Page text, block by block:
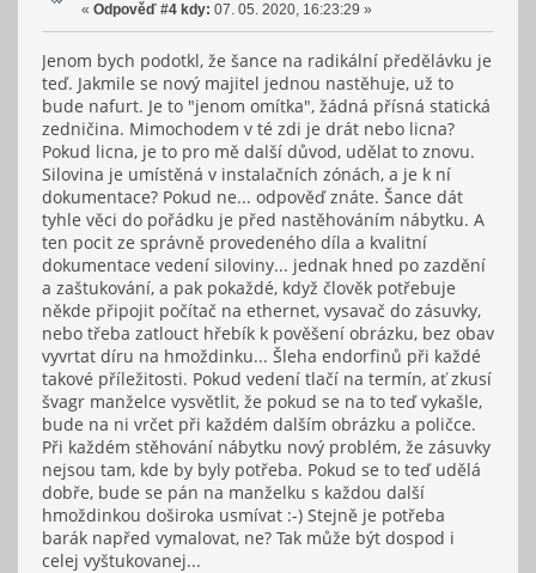
« Odpověď #4 kdy: 07. 05. 2020, 16:23:29 »
Jenom bych podotkl, že šance na radikální předělávku je
teď. Jakmile se nový majitel jednou nastěhuje, už to
bude nafurt. Je to "jenom omítka", žádná přísná statická
zedničina. Mimochodem v té zdi je drát nebo licna?
Pokud licna, je to pro mě další důvod, udělat to znovu.
Silovina je umístěná v instalačních zónách, a je k ní
dokumentace? Pokud ne... odpověď znáte. Šance dát
tyhle věci do pořádku je před nastěhováním nábytku. A
ten pocit ze správně provedeného díla a kvalitní
dokumentace vedení siloviny... jednak hned po zazdění
a zaštukování, a pak pokaždé, když člověk potřebuje
někde připojit počítač na ethernet, vysavač do zásuvky,
nebo třeba zatlouct hřebík k pověšení obrázku, bez obav
vyvrtat díru na hmoždinku... Šleha endorfinů při každé
takové příležitosti. Pokud vedení tlačí na termín, ať zkusí
švagr manželce vysvětlit, že pokud se na to teď vykašle,
bude na ni vrčet při každém dalším obrázku a poličce.
Při každém stěhování nábytku nový problém, že zásuvky
nejsou tam, kde by byly potřeba. Pokud se to teď udělá
dobře, bude se pán na manželku s každou další
hmoždinkou doširoka usmívat :-) Stejně je potřeba
barák napřed vymalovat, ne? Tak může být dospod i
celej vyštukovanej...